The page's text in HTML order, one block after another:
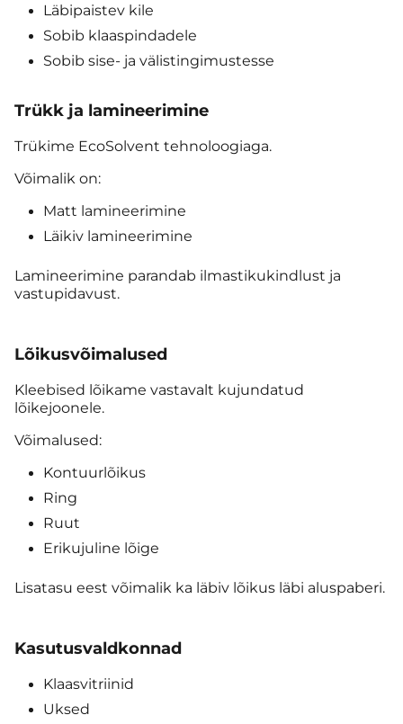
Läbipaistev kile
Sobib klaaspindadele
Sobib sise- ja välistingimustesse
Trükk ja lamineerimine
Trükime EcoSolvent tehnoloogiaga.
Võimalik on:
Matt lamineerimine
Läikiv lamineerimine
Lamineerimine parandab ilmastikukindlust ja
vastupidavust.
Lõikusvõimalused
Kleebised lõikame vastavalt kujundatud
lõikejoonele.
Võimalused:
Kontuurlõikus
Ring
Ruut
Erikujuline lõige
Lisatasu eest võimalik ka läbiv lõikus läbi aluspaberi.
Kasutusvaldkonnad
Klaasvitriinid
Uksed